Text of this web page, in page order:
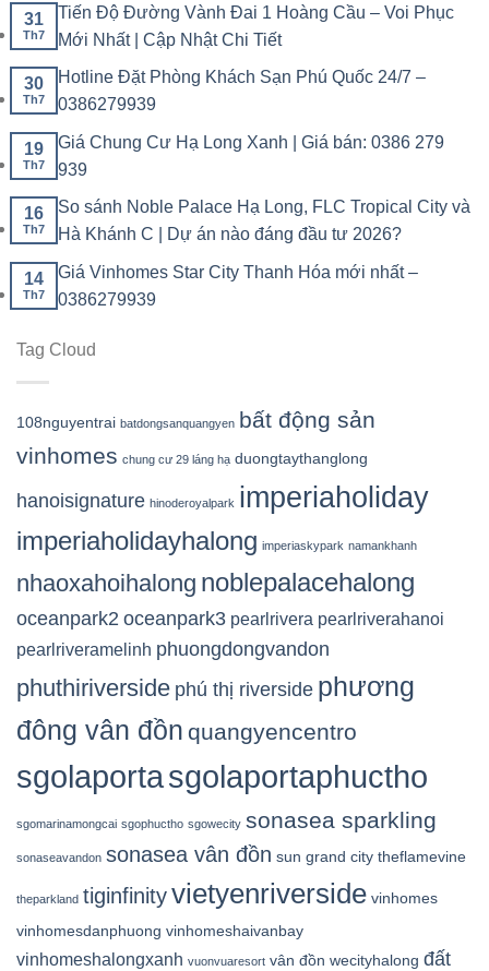
31
Th7
Tiến Độ Đường Vành Đai 1 Hoàng Cầu – Voi Phục
Mới Nhất | Cập Nhật Chi Tiết
30
Th7
Hotline Đặt Phòng Khách Sạn Phú Quốc 24/7 –
0386279939
19
Th7
Giá Chung Cư Hạ Long Xanh | Giá bán: 0386 279
939
16
Th7
So sánh Noble Palace Hạ Long, FLC Tropical City và
Hà Khánh C | Dự án nào đáng đầu tư 2026?
14
Th7
Giá Vinhomes Star City Thanh Hóa mới nhất –
0386279939
Tag Cloud
108nguyentrai batdongsanquangyen bất động sản
vinhomes chung cư 29 láng hạ duongtaythanglong
hanoisignature hinoderoyalpark imperiaholiday
imperiaholidayhalong imperiaskypark namankhanh
nhaoxahoihalong noblepalacehalong
oceanpark2 oceanpark3 pearlrivera pearlriverahanoi
pearlriveramelinh phuongdongvandon
phuthiriverside phú thị riverside phương
đông vân đồn quangyencentro
sgolaportasgolaportaphuctho
sgomarinamongcai sgophuctho sgowecity sonasea sparkling
sonaseavandon sonasea vân đồn sun grand city theflamevine
theparkland tiginfinityvietyenriverside vinhomes
vinhomesdanphuong vinhomeshaivanbay
vinhomeshalongxanh vuonvuaresort vân đồn wecityhalong đất